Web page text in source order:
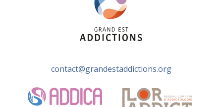
contact@grandestaddictions.org